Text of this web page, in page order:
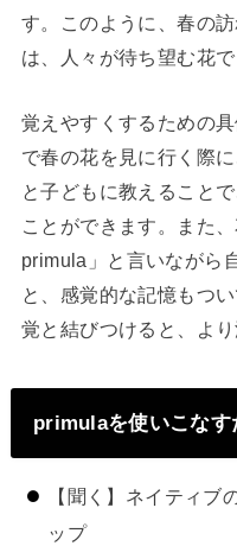
す。このように、春の
は、人々が待ち望む花で
覚えやすくするための
で春の花を見に行く際
と子どもに教えること
ことができます。また
primula」と言いながら
と、感覚的な記憶もつ
覚と結びつけると、よ
primulaを使いこなす
【聞く】ネイティブ
ップ